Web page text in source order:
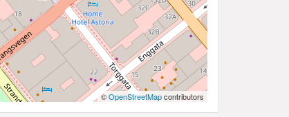
©OpenStreetMapcontributors